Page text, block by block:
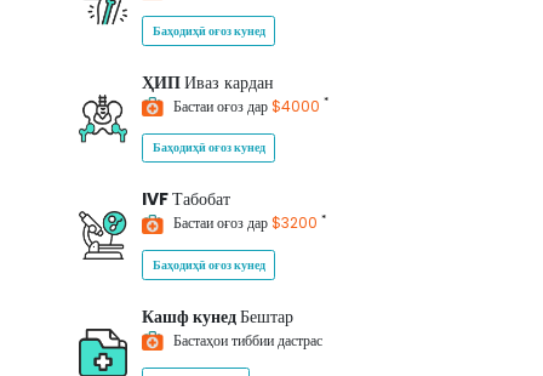
Баҳодиҳӣ оғоз кунед
ҲИПИваз кардан
Бастаи оғоз дар$4000 *
Баҳодиҳӣ оғоз кунед
IVFТабобат
Бастаи оғоз дар$3200 *
Баҳодиҳӣ оғоз кунед
Кашф кунедБештар
Бастаҳои тиббии дастрас